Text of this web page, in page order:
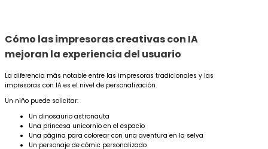
Cómo las impresoras creativas con IA
mejoran la experiencia del usuario
La diferencia más notable entre las impresoras tradicionales y las
impresoras con IA es el nivel de personalización.
Un niño puede solicitar:
Un dinosaurio astronauta
Una princesa unicornio en el espacio
Una página para colorear con una aventura en la selva
Un personaje de cómic personalizado